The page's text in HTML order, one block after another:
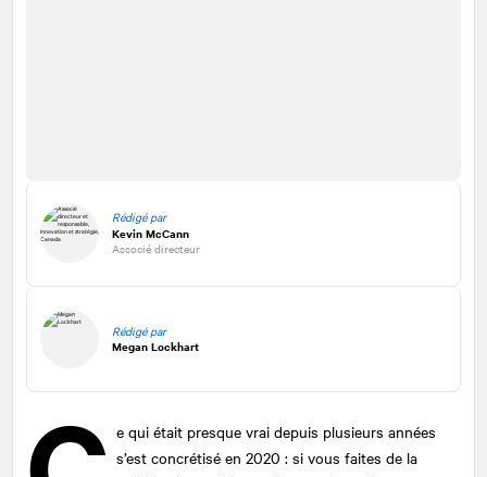
Rédigé par
Kevin McCann
Associé directeur
Rédigé par
Megan Lockhart
e qui était presque vrai depuis plusieurs années
s’est concrétisé en 2020 : si vous faites de la